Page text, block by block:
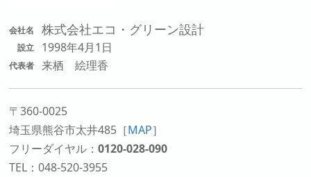
会社名 株式会社エコ・グリーン設計
設立 1998年4月1日
代表者 来栖 絵理香
〒360-0025
埼玉県熊谷市太井485 ［MAP］
フリーダイヤル：0120-028-090
TEL：048-520-3955